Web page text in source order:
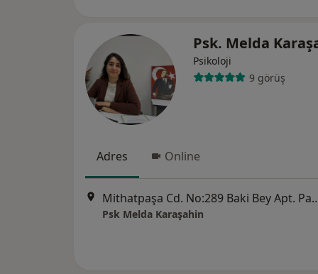
Psk. Melda
Psikoloji
9 görüş
Adres Online
Mithatpaşa Cd.
Psk Melda Karaşahin